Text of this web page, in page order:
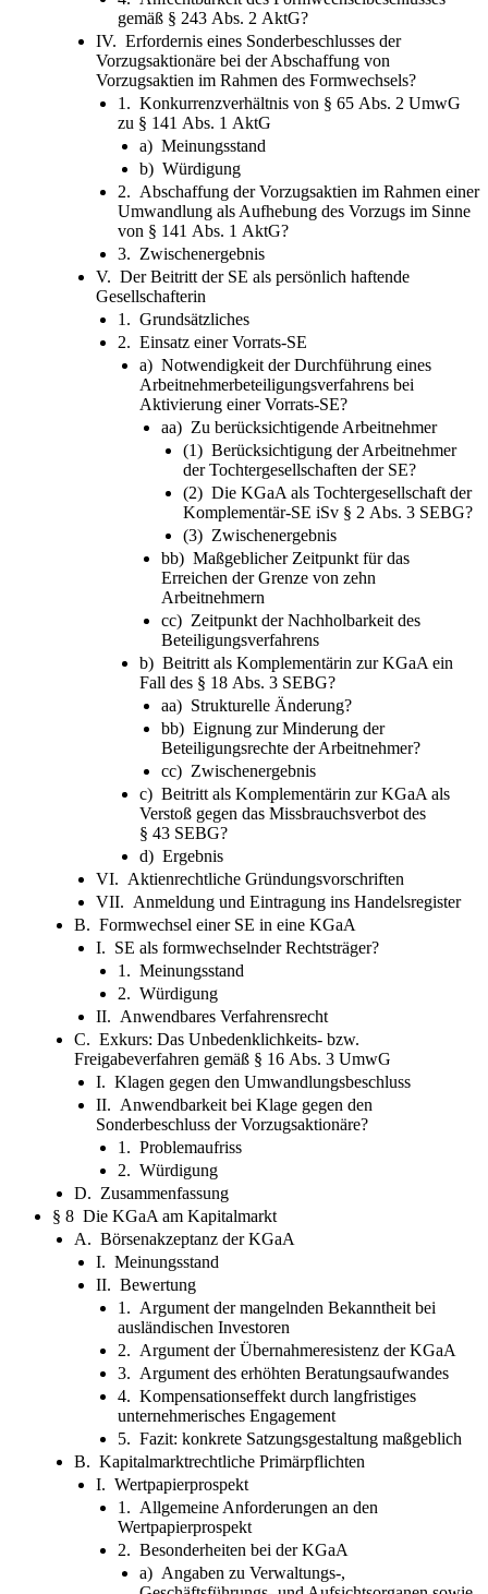
gemäß § 243 Abs. 2 AktG?
IV. Erfordernis eines Sonderbeschlusses der
Vorzugsaktionäre bei der Abschaffung von
Vorzugsaktien im Rahmen des Formwechsels?
1. Konkurrenzverhältnis von § 65 Abs. 2 UmwG
zu § 141 Abs. 1 AktG
a) Meinungsstand
b) Würdigung
2. Abschaffung der Vorzugsaktien im Rahmen einer
Umwandlung als Aufhebung des Vorzugs im Sinne
von § 141 Abs. 1 AktG?
3. Zwischenergebnis
V. Der Beitritt der SE als persönlich haftende
Gesellschafterin
1. Grundsätzliches
2. Einsatz einer Vorrats-SE
a) Notwendigkeit der Durchführung eines
Arbeitnehmerbeteiligungsverfahrens bei
Aktivierung einer Vorrats-SE?
aa) Zu berücksichtigende Arbeitnehmer
(1) Berücksichtigung der Arbeitnehmer
der Tochtergesellschaften der SE?
(2) Die KGaA als Tochtergesellschaft der
Komplementär-SE iSv § 2 Abs. 3 SEBG?
(3) Zwischenergebnis
bb) Maßgeblicher Zeitpunkt für das
Erreichen der Grenze von zehn
Arbeitnehmern
cc) Zeitpunkt der Nachholbarkeit des
Beteiligungsverfahrens
b) Beitritt als Komplementärin zur KGaA ein
Fall des § 18 Abs. 3 SEBG?
aa) Strukturelle Änderung?
bb) Eignung zur Minderung der
Beteiligungsrechte der Arbeitnehmer?
cc) Zwischenergebnis
c) Beitritt als Komplementärin zur KGaA als
Verstoß gegen das Missbrauchsverbot des
§ 43 SEBG?
d) Ergebnis
VI. Aktienrechtliche Gründungsvorschriften
VII. Anmeldung und Eintragung ins Handelsregister
B. Formwechsel einer SE in eine KGaA
I. SE als formwechselnder Rechtsträger?
1. Meinungsstand
2. Würdigung
II. Anwendbares Verfahrensrecht
C. Exkurs: Das Unbedenklichkeits- bzw.
Freigabeverfahren gemäß § 16 Abs. 3 UmwG
I. Klagen gegen den Umwandlungsbeschluss
II. Anwendbarkeit bei Klage gegen den
Sonderbeschluss der Vorzugsaktionäre?
1. Problemaufriss
2. Würdigung
D. Zusammenfassung
§ 8 Die KGaA am Kapitalmarkt
A. Börsenakzeptanz der KGaA
I. Meinungsstand
II. Bewertung
1. Argument der mangelnden Bekanntheit bei
ausländischen Investoren
2. Argument der Übernahmeresistenz der KGaA
3. Argument des erhöhten Beratungsaufwandes
4. Kompensationseffekt durch langfristiges
unternehmerisches Engagement
5. Fazit: konkrete Satzungsgestaltung maßgeblich
B. Kapitalmarktrechtliche Primärpflichten
I. Wertpapierprospekt
1. Allgemeine Anforderungen an den
Wertpapierprospekt
2. Besonderheiten bei der KGaA
a) Angaben zu Verwaltungs-,